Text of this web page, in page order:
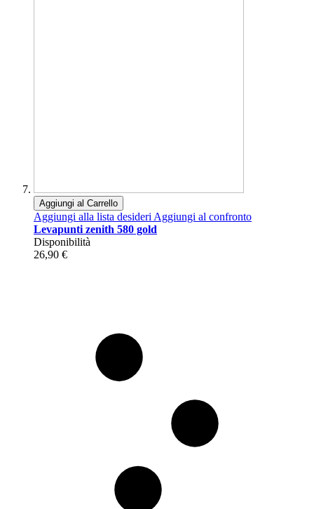
Aggiungi al Carrello
Aggiungi alla lista desideriAggiungi al confronto
Levapunti zenith 580 gold
Disponibilità
26,90 €